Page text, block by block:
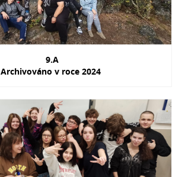
9.A
Archivováno v roce 2024